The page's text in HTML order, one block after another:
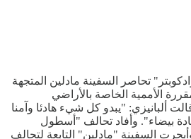
تحاصر السفينة مادلين المتجهة
الأممية الخاصة بالأراضي
الأول، قالت ألبانيزي: "يبدو كل شيء هادئا وآمنا
بيضاء". وأفاد تحالف "أسطول
السفينة "مادلين" التابعة لتحالف